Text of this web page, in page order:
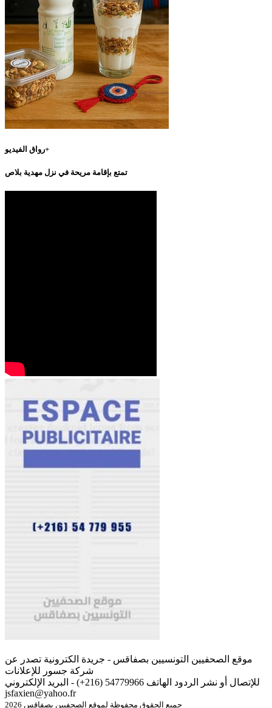
رواق الفيديو+
تمتع بإقامة مريحة في نزل مهدية بلاص
موقع الصحفيين التونسيين بصفاقس - جريدة الكترونية تصدر عن
شركة جسور للإعلانات
للإتصال أو نشر الردود الهاتف 54779966 (216+) - البريد الإلكتروني
jsfaxien@yahoo.fr
جميع الحقوق محفوظة لموقع الصحفيين بصفاقس 2026